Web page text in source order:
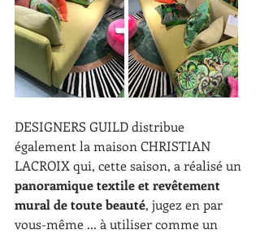
DESIGNERS GUILD distribue
également la maison CHRISTIAN
LACROIX qui, cette saison, a réalisé un
panoramique textile et revêtement
mural de toute beauté, jugez en par
vous-même ... à utiliser comme un